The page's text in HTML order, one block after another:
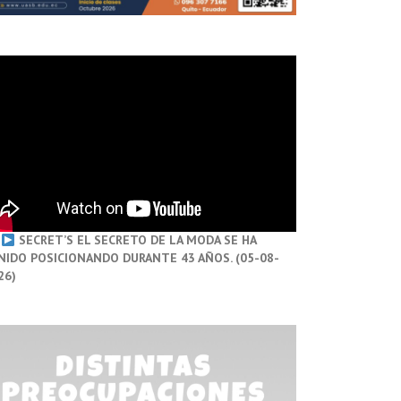
SECRET’S EL SECRETO DE LA MODA SE HA
POSICIONANDO DURANTE 43 AÑOS. (05-08-